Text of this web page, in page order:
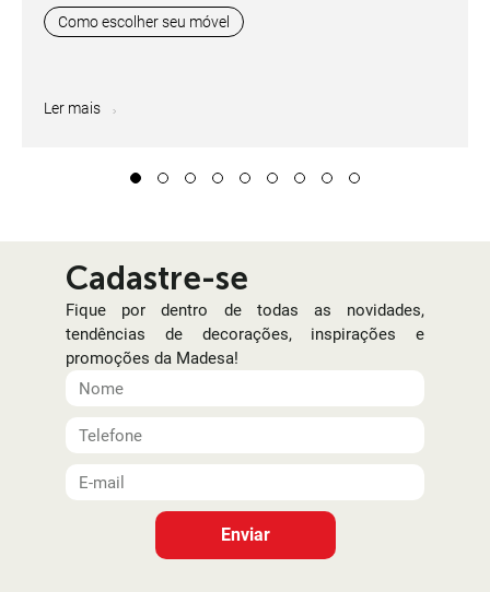
Como escolher seu móvel
Ler mais
3 4 5 6 7 8 9
Cadastre-se
Fique por dentro de todas as novidades,
tendências de decorações, inspirações e
promoções da Madesa!
Enviar